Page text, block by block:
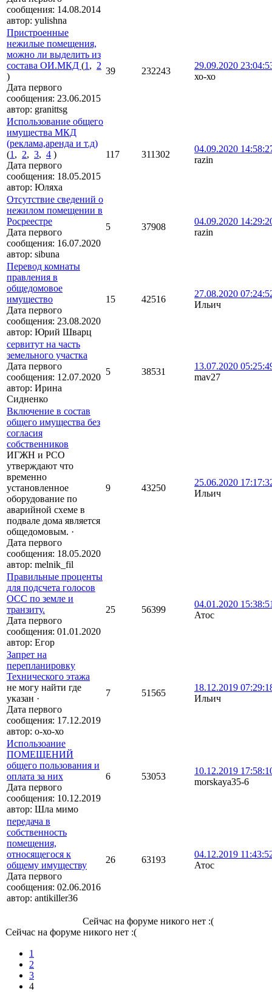
сообщения: 14.08.2014
автор: yulishna
Пристроенные
нежилые помещения,
можно ли выделить из
состава ОИ.МКД (1 , 2
)
Дата первого
сообщения: 23.06.2015
автор: granittsg
39 232243
29.09.2020
хо-хо
Использование общего
имущества МКД
(реклама,аренда и т.д)
(1 , 2, 3, 4 )
Дата первого
сообщения: 18.05.2015
автор: Юляха
117 311302
04.09.2020
razin
Отсутствие сведений о
нежилом помещении в
Росреестре
Дата первого
сообщения: 16.07.2020
автор: sibuna
5 37908
04.09.2020
razin
Перевод комнаты
правления в
общедомовое
имущество
Дата первого
сообщения: 23.08.2020
автор: Юрий Шварц
15 42516
27.08.2020
Ильич
сервитут на часть
земельного участка
Дата первого
сообщения: 12.07.2020
автор: Ирина
Сидненко
5 38531
13.07.2020
mav27
Включение в состав
общего имущества без
согласия
собственников
ИГЖН и РСО
утверждают что
временно
установленное
оборудование по
аварийной схеме в
подвале дома является
общедомовым. ·
Дата первого
сообщения: 18.05.2020
автор: melnik_fil
9 43250
25.06.2020
Ильич
Правильные проценты
для подсчета голосов
ОСС по земле и
транзиту.
Дата первого
сообщения: 01.01.2020
автор: Егор
25 56399
04.01.2020
Атос
Запрет на
перепланировку
Технического этажа
не могу найти где
указан ·
Дата первого
сообщения: 17.12.2019
автор: о-хо-хо
7 51565
18.12.2019
Ильич
Использоание
ПОМЕЩЕНИЙ
общего пользования и
оплата за них
Дата первого
сообщения: 10.12.2019
автор: Шла мимо
6 53053
10.12.2019
morskaya35-6
передача в
собственность
помещения,
относящегося к
общему имуществу
Дата первого
сообщения: 02.06.2016
автор: antikiller36
26 63193
04.12.2019
Атос
Сейчас на форуме никого нет :(
Сейчас на форуме никого нет :(
1
2
3
4